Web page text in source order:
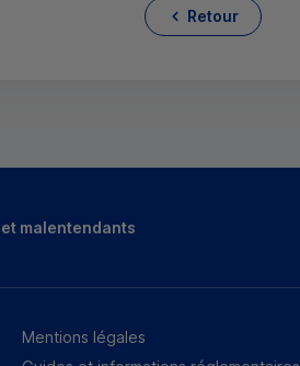
Retour
malentendants
Mentions légales